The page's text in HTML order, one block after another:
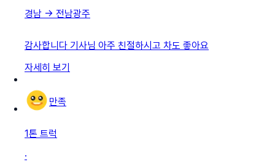
경남 → 전남광주
감사합니다 기사님 아주 친절하시고 차도 좋아요
자세히 보기
만족
1톤 트럭
·